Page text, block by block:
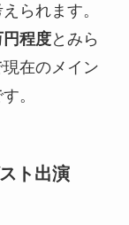
られます。
程度とみら
在のメイン
。
ト出演